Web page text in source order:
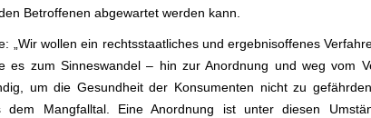
Betroffenen abgewartet werden kann.
„Wir wollen ein rechtsstaatliches und ergebnisoffenes
zum Sinneswandel – hin zur Anordnung und weg vom
um die Gesundheit der Konsumenten nicht zu
Mangfalltal. Eine Anordnung ist unter diesen